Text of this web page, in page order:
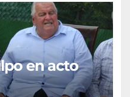
en acto